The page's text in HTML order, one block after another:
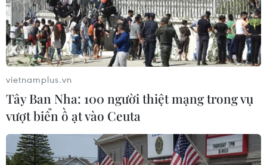
TIN LIÊN QUAN
vietnamplus.vn
Tây Ban Nha: 100 người thiệt mạng trong vụ
vượt biển ồ ạt vào Ceuta